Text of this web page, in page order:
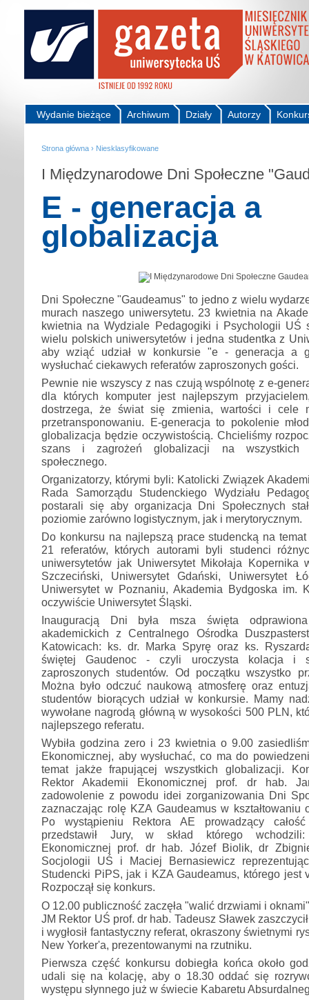
Autorzy
Działy
Archiwum
Wydanie bieżące
Strona główna › Niesklasyfikowane
I Międzynarodowe Dni Społeczne
E - generacja a
globalizacja
Dni Społeczne "Gaudeamus" to jedno z wielu
murach naszego uniwersytetu. 23 kwietnia na
kwietnia na Wydziale Pedagogiki i Psychologii UŚ
wielu polskich uniwersytetów i jedna studentka z
aby wziąć udział w konkursie "e - generacja a
wysłuchać ciekawych referatów zaproszonych gości.
Pewnie nie wszyscy z nas czują wspólnotę z e-
dla których komputer jest najlepszym
dostrzega, że świat się zmienia, wartości i cele
przetransponowaniu. E-generacja to pokolenie
globalizacja będzie oczywistością. Chcieliśmy
szans i zagrożeń globalizacji na wszystkich
społecznego.
Organizatorzy, którymi byli: Katolicki Związek
Rada Samorządu Studenckiego Wydziału
postarali się aby organizacja Dni Społecznych
poziomie zarówno logistycznym, jak i merytorycznym.
Do konkursu na najlepszą prace studencką na
21 referatów, których autorami byli studenci
uniwersytetów jak Uniwersytet Mikołaja Kopernika
Szczeciński, Uniwersytet Gdański, Uniwersytet
Uniwersytet w Poznaniu, Akademia Bydgoska im.
oczywiście Uniwersytet Śląski.
Inauguracją Dni była msza święta
akademickich z Centralnego Ośrodka
Katowicach: ks. dr. Marka Spyrę oraz ks.
świętej Gaudenoc - czyli uroczysta kolacja i
zaproszonych studentów. Od początku wszystko
Można było odczuć naukową atmosferę oraz
studentów biorących udział w konkursie. Mamy
wywołane nagrodą główną w wysokości 500 PLN,
najlepszego referatu.
Wybiła godzina zero i 23 kwietnia o 9.00
Ekonomicznej, aby wysłuchać, co ma do
temat jakże frapującej wszystkich globalizacji.
Rektor Akademii Ekonomicznej prof. dr hab.
zadowolenie z powodu idei zorganizowania Dni
zaznaczając rolę KZA Gaudeamus w kształtowaniu
Po wystąpieniu Rektora AE prowadzący
przedstawił Jury, w skład którego
Ekonomicznej prof. dr hab. Józef Biolik, dr
Socjologii UŚ i Maciej Bernasiewicz
Studencki PiPS, jak i KZA Gaudeamus, którego jest
Rozpoczął się konkurs.
O 12.00 publiczność zaczęła "walić drzwiami i
JM Rektor UŚ prof. dr hab. Tadeusz Sławek
i wygłosił fantastyczny referat, okraszony świetnymi
New Yorker'a, prezentowanymi na rzutniku.
Pierwsza część konkursu dobiegła końca około
udali się na kolację, aby o 18.30 oddać się
występu słynnego już w świecie Kabaretu